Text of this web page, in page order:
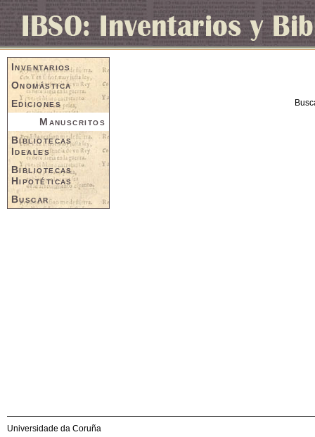
Inventarios
Onomástica
Ediciones
Manuscritos
Bibliotecas
Ideales
Bibliotecas
Hipotéticas
Buscar
Universidade da Coruña